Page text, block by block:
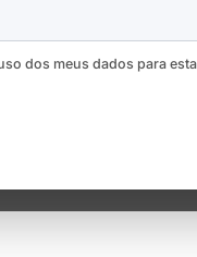
dos meus dados para